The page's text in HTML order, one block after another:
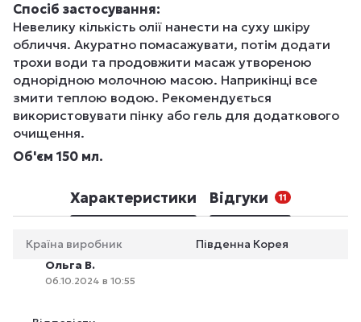
Спосіб застосування:
Невелику кількість олії нанести на суху шкіру
обличчя. Акуратно помасажувати, потім додати
трохи води та продовжити масаж утвореною
однорідною молочною масою. Наприкінці все
змити теплою водою. Рекомендується
використовувати пінку або гель для додаткового
очищення.
Об'єм 150 мл.
Характеристики Відгуки 11
Країна виробник
Південна Корея
Ольга В.
06.10.2024 в 10:55